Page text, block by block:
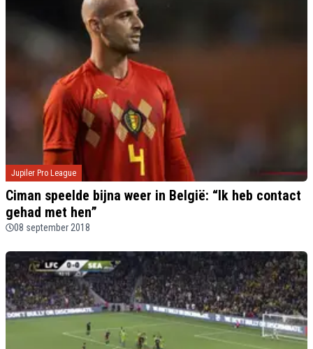
Jupiler Pro League
Ciman speelde bijna weer in België: “Ik heb contact
gehad met hen”
08 september 2018